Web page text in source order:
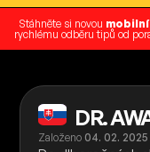
Stáhněte si novou
rychlému odběru tipů od
DR.
Založeno 04. 02. 2025